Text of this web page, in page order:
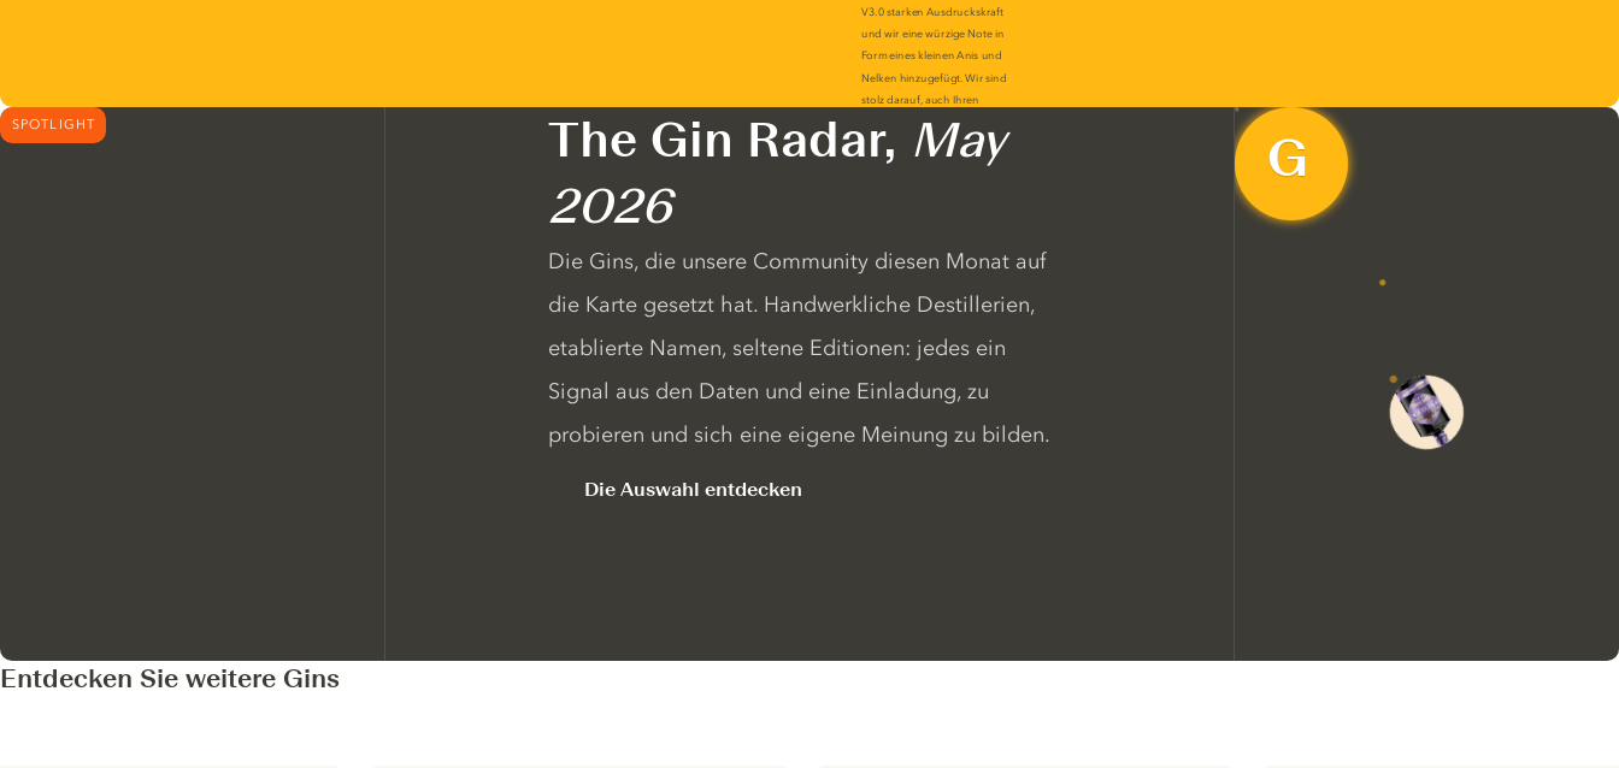
SPOTLIGHT The Gin Radar, May
2026
Die Gins, die unsere Community diesen Monat auf
die Karte gesetzt hat. Handwerkliche Destillerien,
etablierte Namen, seltene Editionen: jedes ein
Signal aus den Daten und eine Einladung, zu
probieren und sich eine eigene Meinung zu bilden.
Die Auswahl entdecken
Entdecken Sie weitere Gins